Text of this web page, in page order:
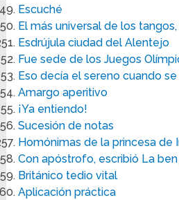
Escuché
El más universal de los
Esdrújula ciudad del Alentejo
Fue sede de los Juegos
Eso decía el sereno cuando
Amargo aperitivo
¡Ya entiendo!
Sucesión de notas
Homónimas de la princesa de
Con apóstrofo, escribió La
Británico tedio vital
Aplicación práctica